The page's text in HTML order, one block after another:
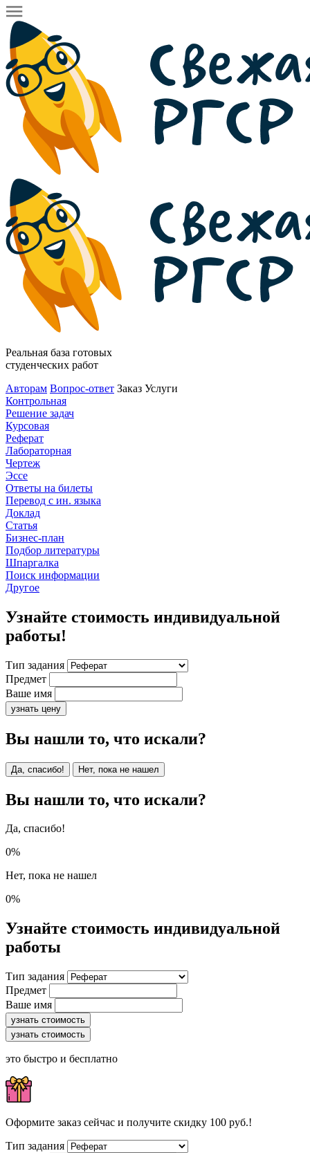
Реальная база готовых
студенческих работ
Авторам Вопрос-ответ Заказ Услуги
Контрольная
Решение задач
Курсовая
Реферат
Лабораторная
Чертеж
Эссе
Ответы на билеты
Перевод с ин. языка
Доклад
Статья
Бизнес-план
Подбор литературы
Шпаргалка
Поиск информации
Другое
Узнайте стоимость индивидуальной
работы!
Тип задания
Предмет
Ваше имя
узнать цену
Вы нашли то, что искали?
Да, спасибо! Нет, пока не нашел
Вы нашли то, что искали?
Да, спасибо!
0%
Нет, пока не нашел
0%
Узнайте стоимость индивидуальной
работы
Тип задания
Предмет
Ваше имя
узнать стоимость
узнать стоимость
это быстро и бесплатно
Оформите заказ сейчас и получите скидку 100 руб.!
Тип задания